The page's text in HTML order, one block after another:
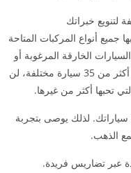
لتنويع خبراتك
جميع أنواع المركبات المتاحة
الخارقة المرغوبة أو
كن سائق شاحنة لمسافات طويلة. مع وجود أكثر من 35 سيارة مختلفة، لن
تحبها أكثر من غيرها.
سياراتك. لذلك يوصى بتجربة
الذهب.
عبر تضاريس فريدة.